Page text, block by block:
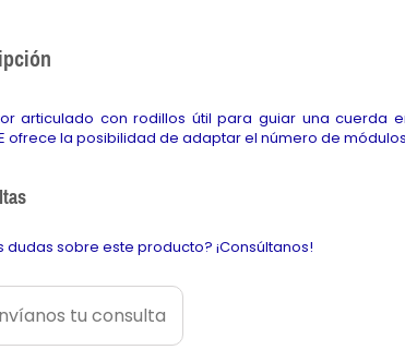
articulado con rodillos útil para guiar una cuerda
ofrece la posibilidad de adaptar el número de
dudas sobre este producto? ¡Consúltanos!
tu consulta